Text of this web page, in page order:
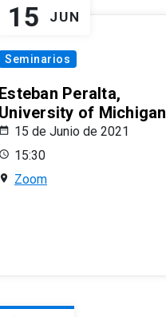
15 JUN
Seminarios
Esteban Peralta,
University of Michigan
15 de Junio de 2021
15:30
Zoom